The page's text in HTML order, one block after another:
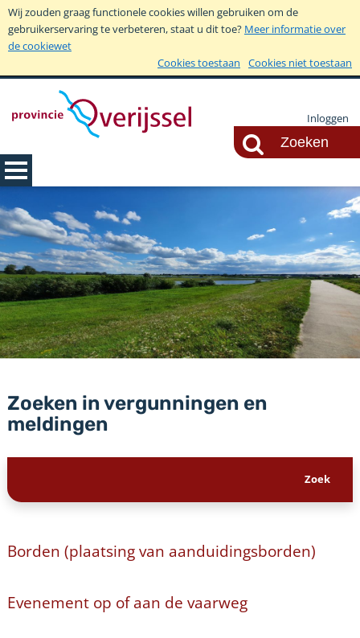
Wij zouden graag functionele cookies willen gebruiken om de
gebruikerservaring te verbeteren, staat u dit toe? Meer informatie over
de cookiewet
Cookies toestaan
Cookies niet toestaan
Inloggen
Zoeken in vergunningen en
meldingen
Borden (plaatsing van aanduidingsborden)
Evenement op of aan de vaarweg